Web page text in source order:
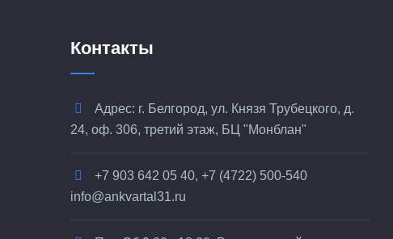
Контакты
Адрес: г. Белгород, ул. Князя Трубецкого, д.
24, оф. 306, третий этаж, БЦ "Монблан"
+7 903 642 05 40, +7 (4722) 500-540
info@ankvartal31.ru